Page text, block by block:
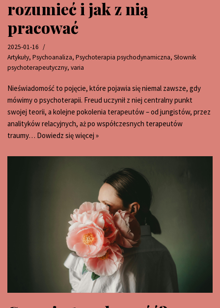
rozumieć i jak z nią
pracować
2025-01-16
Artykuły, Psychoanaliza, Psychoterapia psychodynamiczna, Słownik
psychoterapeutyczny, varia
Nieświadomość to pojęcie, które pojawia się niemal zawsze, gdy
mówimy o psychoterapii. Freud uczynił z niej centralny punkt
swojej teorii, a kolejne pokolenia terapeutów – od jungistów, przez
analityków relacyjnych, aż po współczesnych terapeutów
traumy… Dowiedz się więcej »